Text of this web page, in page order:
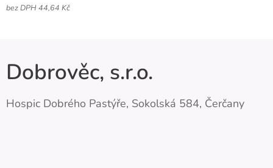
bez DPH 44,64 Kč
Dobrověc, s.r.o.
Hospic Dobrého Pastýře, Sokolská 584, Čerčany